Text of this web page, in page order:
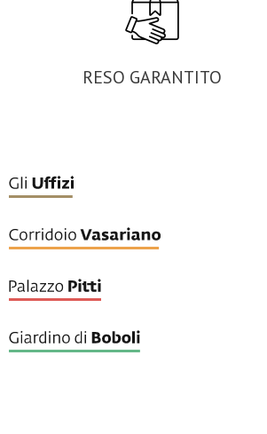
RESO GARANTITO